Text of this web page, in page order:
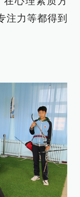
注力等都得到